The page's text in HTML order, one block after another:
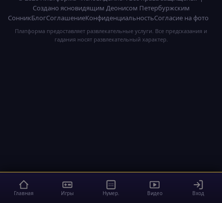
Создано ясновидящим Деонисом Петербуржским
СонникБлогСоглашениеКонфиденциальностьСогласие на фото
Платформа предоставляет развлекательные услуги. Все предсказания и
гадания носят развлекательный характер.
Главная Игры Нумер. Видео Вход